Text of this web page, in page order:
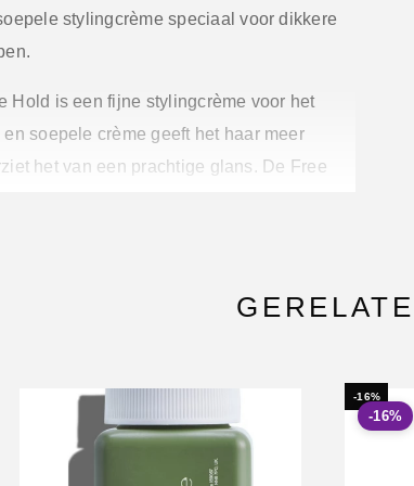
stylingcrème speciaal voor dikkere
Hold is een fijne stylingcrème voor het
en soepele crème geeft het haar meer
het van een prachtige glans. De Free
bergamot en vanille, die het haar voorzien
touch.
-16%
-16%